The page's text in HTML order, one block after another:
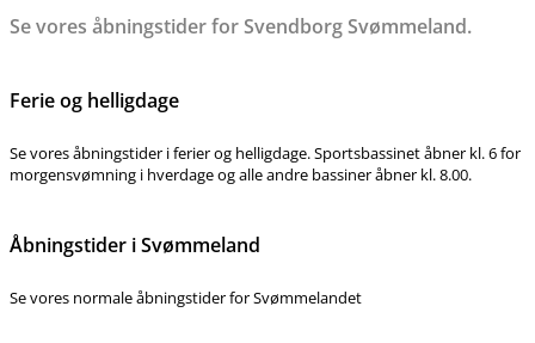
Se vores åbningstider for Svendborg Svømmeland.
Ferie og helligdage
Se vores åbningstider i ferier og helligdage. Sportsbassinet åbner kl. 6 for
morgensvømning i hverdage og alle andre bassiner åbner kl. 8.00.
Åbningstider i Svømmeland
Se vores normale åbningstider for Svømmelandet